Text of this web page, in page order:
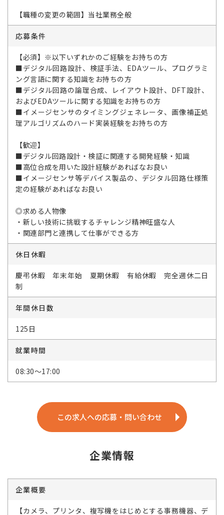
【職種の変更の範囲】当社業務全般
応募条件
【必須】※以下いずれかのご経験をお持ちの方
■デジタル回路設計、検証手法、EDAツール、プログラミ
ング言語に関する知識をお持ちの方
■デジタル回路の論理合成、レイアウト設計、DFT設計、
およびEDAツールに関する知識をお持ちの方
■イメージセンサのタイミングジェネレータ、画像補正処
理アルゴリズムのハード実装経験をお持ちの方
【歓迎】
■デジタル回路設計・検証に関連する開発経験・知識
■高位合成を用いた設計経験があればなお良い
■イメージセンサ等デバイス製品の、デジタル回路仕様策
定の経験があればなお良い
◎求める人物像
・新しい技術に挑戦するチャレンジ精神旺盛な人
・関連部門と連携して仕事ができる方
休日休暇
慶弔休暇 年末年始 夏期休暇 有給休暇 完全週休二日
制
年間休日数
125日
就業時間
08:30～17:00
この求人への応募・問い合わせ
企業情報
企業概要
【カメラ、プリンタ、複写機をはじめとする事務機器、デ